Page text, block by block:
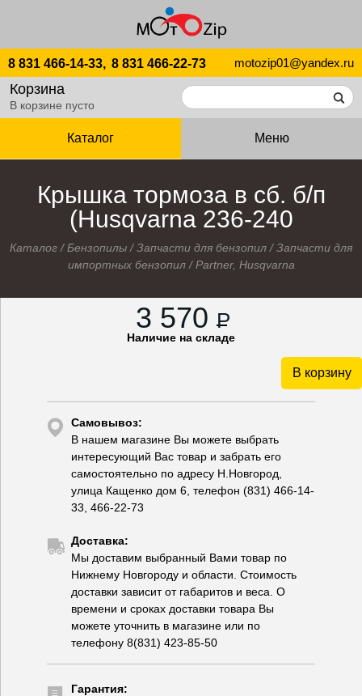
8 831 466-14-33, 8 831 466-22-73 motozip01@yandex.ru
Корзина
В корзине пусто
Каталог Меню
Крышка тормоза в сб. б/п
(Husqvarna 236-240
Каталог /Бензопилы /Запчасти для бензопил /Запчасти для
импортных бензопил/Partner, Husqvarna
3 570 P
Наличие на складе
В корзину
Самовывоз:
В нашем магазине Вы можете выбрать
интересующий Вас товар и забрать его
самостоятельно по адресу Н.Новгород,
улица Кащенко дом 6, телефон (831) 466-14-
33, 466-22-73
Доставка:
Мы доставим выбранный Вами товар по
Нижнему Новгороду и области. Стоимость
доставки зависит от габаритов и веса. О
времени и сроках доставки товара Вы
можете уточнить в магазине или по
телефону 8(831) 423-85-50
Гарантия: